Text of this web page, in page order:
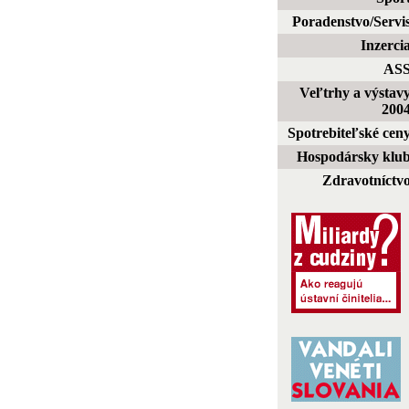
Poradenstvo/
Inzercia
Veľtrhy a
Spotrebiteľské
Hospodársky